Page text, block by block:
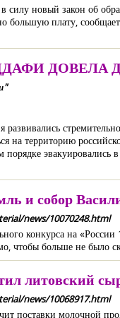
силу новый закон об
большую плату,
ДОВЕЛА
развивались
на территорию
порядке
и собор
news/10070248.html
конкурса на
чтобы больше не было
литовский
news/10068917.html
поставки молочной